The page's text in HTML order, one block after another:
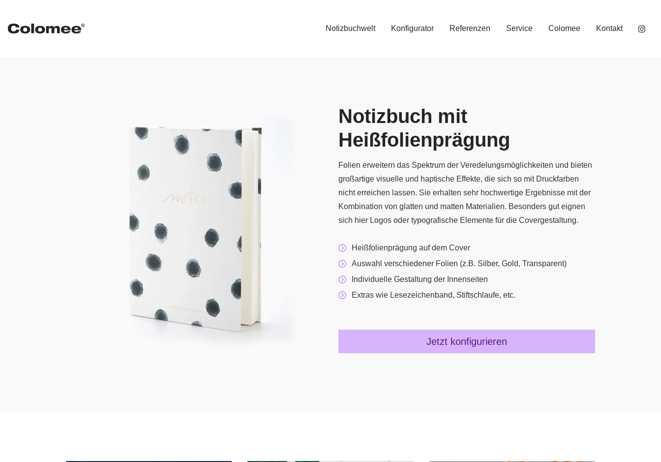
Notizbuchwelt Konfigurator Referenzen Service Colomee Kontakt
Notizbuch mit
Heißfolienprägung
Folien erweitern das Spektrum der Veredelungsmöglichkeiten und bieten
großartige visuelle und hapti­sche Effekte, die sich so mit Druckfarben
nicht erreichen lassen. Sie erhalten sehr hochwertige Ergebnisse mit der
Kombination von glatten und matten Materialien. Besonders gut eignen
sich hier Logos oder typografische Elemente für die Covergestaltung.
Heißfolienprägung auf dem Cover
Auswahl verschiedener Folien (z.B. Silber, Gold, Transparent)
Individuelle Gestaltung der Innenseiten
Extras wie Lesezeichenband, Stiftschlaufe, etc.
Jetzt konfigurieren